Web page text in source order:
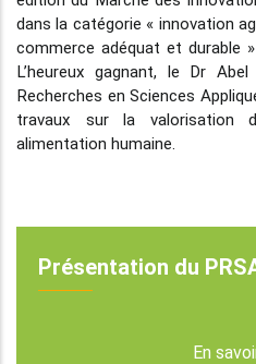
dans la catégorie « innovation
commerce adéquat et durable
L’heureux gagnant, le Dr
Recherches en Sciences
travaux sur la valorisation
alimentation humaine.
Présentation du
En